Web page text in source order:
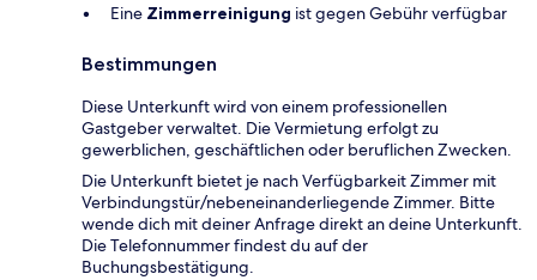
Eine Zimmerreinigung ist gegen Gebühr verfügbar
Bestimmungen
Diese Unterkunft wird von einem professionellen
Gastgeber verwaltet. Die Vermietung erfolgt zu
gewerblichen, geschäftlichen oder beruflichen Zwecken.
Die Unterkunft bietet je nach Verfügbarkeit Zimmer mit
Verbindungstür/nebeneinanderliegende Zimmer. Bitte
wende dich mit deiner Anfrage direkt an deine Unterkunft.
Die Telefonnummer findest du auf der
Buchungsbestätigung.